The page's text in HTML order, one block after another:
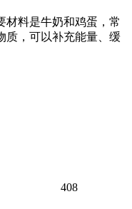
材料是牛奶和鸡蛋，常
质，可以补充能量、缓
408